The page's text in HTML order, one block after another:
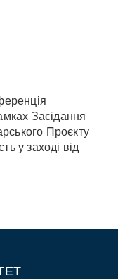
Засідання
Проєкту
у заході від